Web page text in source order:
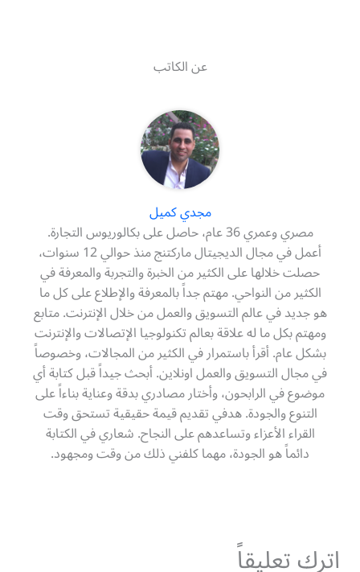
عن الكاتب
مجدي كميل
مصري وعمري 36 عام، حاصل على بكالوريوس التجارة.
أعمل في مجال الديجيتال ماركتنج منذ حوالي 12 سنوات،
حصلت خلالها على الكثير من الخبرة والتجربة والمعرفة في
الكثير من النواحي. مهتم جداً بالمعرفة والإطلاع على كل ما
هو جديد في عالم التسويق والعمل من خلال الإنترنت. متابع
ومهتم بكل ما له علاقة بعالم تكنولوجيا الإتصالات والإنترنت
بشكل عام. أقرأ باستمرار في الكثير من المجالات، وخصوصاً
في مجال التسويق والعمل اونلاين. أبحث جيداً قبل كتابة أي
موضوع في الرابحون، وأختار مصادري بدقة وعناية بناءاً على
التنوع والجودة. هدفي تقديم قيمة حقيقية تستحق وقت
القراء الأعزاء وتساعدهم على النجاح. شعاري في الكتابة
دائماً هو الجودة، مهما كلفني ذلك من وقت ومجهود.
اترك تعليقاً